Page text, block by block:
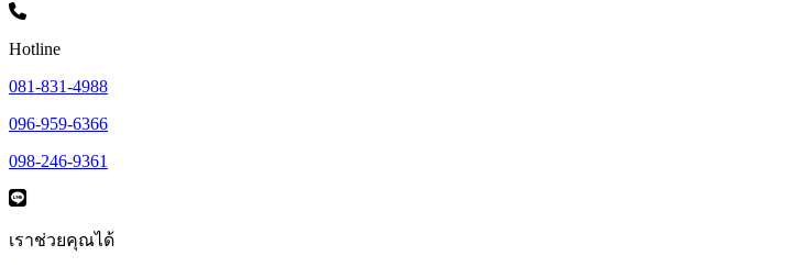
Hotline
081-831-4988
096-959-6366
098-246-9361
เราช่วยคุณได้